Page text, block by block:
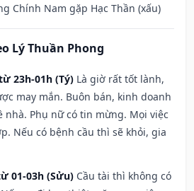
Chính Nam gặp Hạc Thần (xấu)
Lý Thuần Phong
23h-01h (Tý) Là giờ rất tốt lành,
may mắn. Buôn bán, kinh doanh
nhà. Phụ nữ có tin mừng. Mọi việc
Nếu có bệnh cầu thì sẽ khỏi, gia
01-03h (Sửu) Cầu tài thì không có